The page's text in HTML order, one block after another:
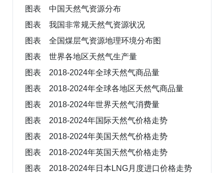
图表 中国天然气资源分布
图表 我国非常规天然气资源状况
图表 全国煤层气资源地理环境分布图
图表 世界各地区天然气生产量
图表 2018-2024年全球天然气商品量
图表 2018-2024年全球各地区天然气商品量
图表 2018-2024年世界天然气消费量
图表 2018-2024年国际天然气价格走势
图表 2018-2024年美国天然气价格走势
图表 2018-2024年英国天然气价格走势
图表 2018-2024年日本LNG月度进口价格走势